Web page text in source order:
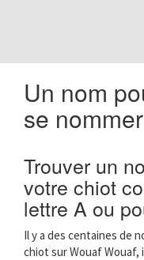
Un nom
se
Trouver un
votre chiot
lettre A ou
Il y a des centaines de
chiot sur Wouaf Wouaf,